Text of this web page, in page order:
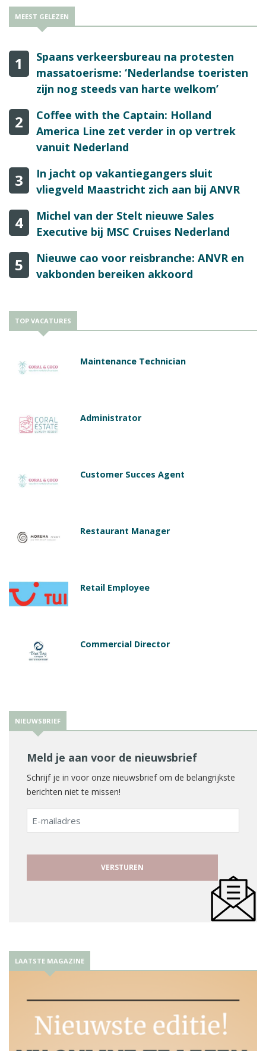
MEEST GELEZEN
1
Spaans verkeersbureau na protesten
massatoerisme: ‘Nederlandse toeristen
zijn nog steeds van harte welkom’
2
Coffee with the Captain: Holland
America Line zet verder in op vertrek
vanuit Nederland
3
In jacht op vakantiegangers sluit
vliegveld Maastricht zich aan bij ANVR
4
Michel van der Stelt nieuwe Sales
Executive bij MSC Cruises Nederland
5
Nieuwe cao voor reisbranche: ANVR en
vakbonden bereiken akkoord
TOP VACATURES
Maintenance Technician
Administrator
Customer Succes Agent
Restaurant Manager
Retail Employee
Commercial Director
NIEUWSBRIEF
Meld je aan voor de nieuwsbrief
Schrijf je in voor onze nieuwsbrief om de belangrijkste
berichten niet te missen!
E-
mailadres
LAATSTE MAGAZINE